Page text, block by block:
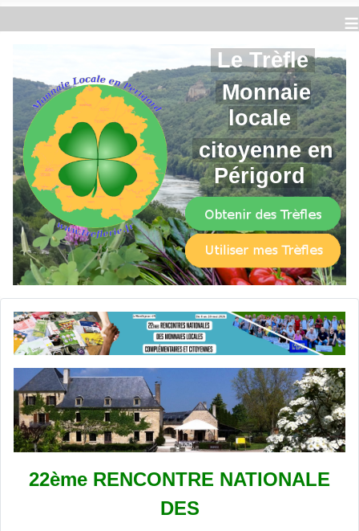
≡
Le Trèfle
Monnaie
locale
citoyenne en
Périgord
22ème RENCONTRE NATIONALE
DES